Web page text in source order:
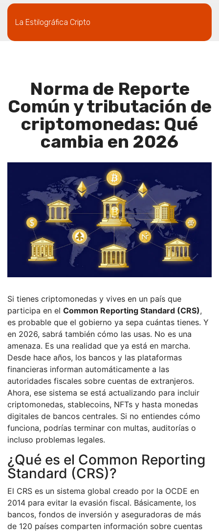
La Estilográfica Cripto
Norma de Reporte
Común y tributación de
criptomonedas: Qué
cambia en 2026
Si tienes criptomonedas y vives en un país que
participa en el Common Reporting Standard (CRS),
es probable que el gobierno ya sepa cuántas tienes. Y
en 2026, sabrá también cómo las usas. No es una
amenaza. Es una realidad que ya está en marcha.
Desde hace años, los bancos y las plataformas
financieras informan automáticamente a las
autoridades fiscales sobre cuentas de extranjeros.
Ahora, ese sistema se está actualizando para incluir
criptomonedas, stablecoins, NFTs y hasta monedas
digitales de bancos centrales. Si no entiendes cómo
funciona, podrías terminar con multas, auditorías o
incluso problemas legales.
¿Qué es el Common Reporting
Standard (CRS)?
El CRS es un sistema global creado por la OCDE en
2014 para evitar la evasión fiscal. Básicamente, los
bancos, fondos de inversión y aseguradoras de más
de 120 países comparten información sobre cuentas